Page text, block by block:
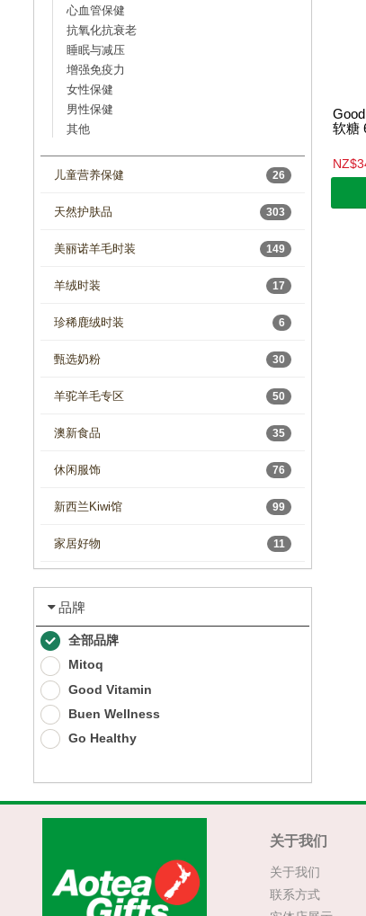
心血管保健
抗氧化抗衰老
睡眠与减压
增强免疫力
女性保健
男性保健
其他
26
儿童营养保健
303
天然护肤品
149
美丽诺羊毛时装
17
羊绒时装
6
珍稀鹿绒时装
30
甄选奶粉
50
羊驼羊毛专区
35
澳新食品
76
休闲服饰
99
新西兰Kiwi馆
11
家居好物
品牌
全部品牌
Mitoq
Good Vitamin
Buen Wellness
Go Healthy
软糖
关于我们
关于我们
联系方式